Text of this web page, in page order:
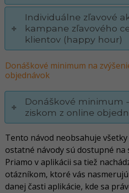
Individuálne zľavové
kampane zľavového
klientov (happy hour)
Donáškové minimum na
objednávok
Donáškové minimum
ziskom z online
Tento návod neobsahuje
ostatné návody sú dostupné na
Priamo v aplikácii sa tiež
otázníkom, ktoré vás
danej časti aplikácie, kde sa